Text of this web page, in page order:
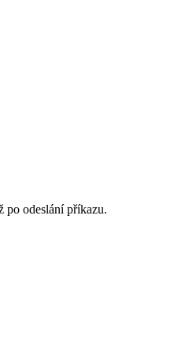
po odeslání příkazu.